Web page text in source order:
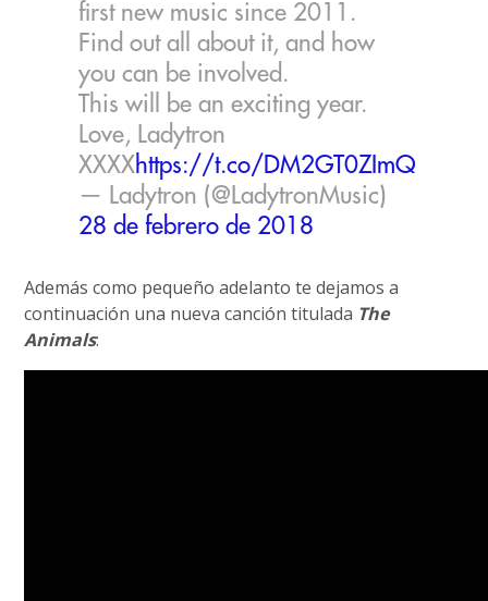
first new music since 2011.
Find out all about it, and how
you can be involved.
This will be an exciting year.
Love, Ladytron
XXXXhttps://t.co/DM2GT0ZImQ
— Ladytron (@LadytronMusic)
28 de febrero de 2018
Además como pequeño adelanto te dejamos a
continuación una nueva canción titulada The
Animals: